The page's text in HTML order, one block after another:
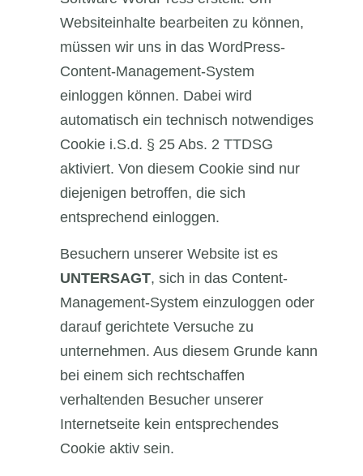
Websiteinhalte bearbeiten zu können,
müssen wir uns in das WordPress-
Content-Management-System
einloggen können. Dabei wird
automatisch ein technisch notwendiges
Cookie i.S.d. § 25 Abs. 2 TTDSG
aktiviert. Von diesem Cookie sind nur
diejenigen betroffen, die sich
entsprechend einloggen.
Besuchern unserer Website ist es
UNTERSAGT, sich in das Content-
Management-System einzuloggen oder
darauf gerichtete Versuche zu
unternehmen. Aus diesem Grunde kann
bei einem sich rechtschaffen
verhaltenden Besucher unserer
Internetseite kein entsprechendes
Cookie aktiv sein.